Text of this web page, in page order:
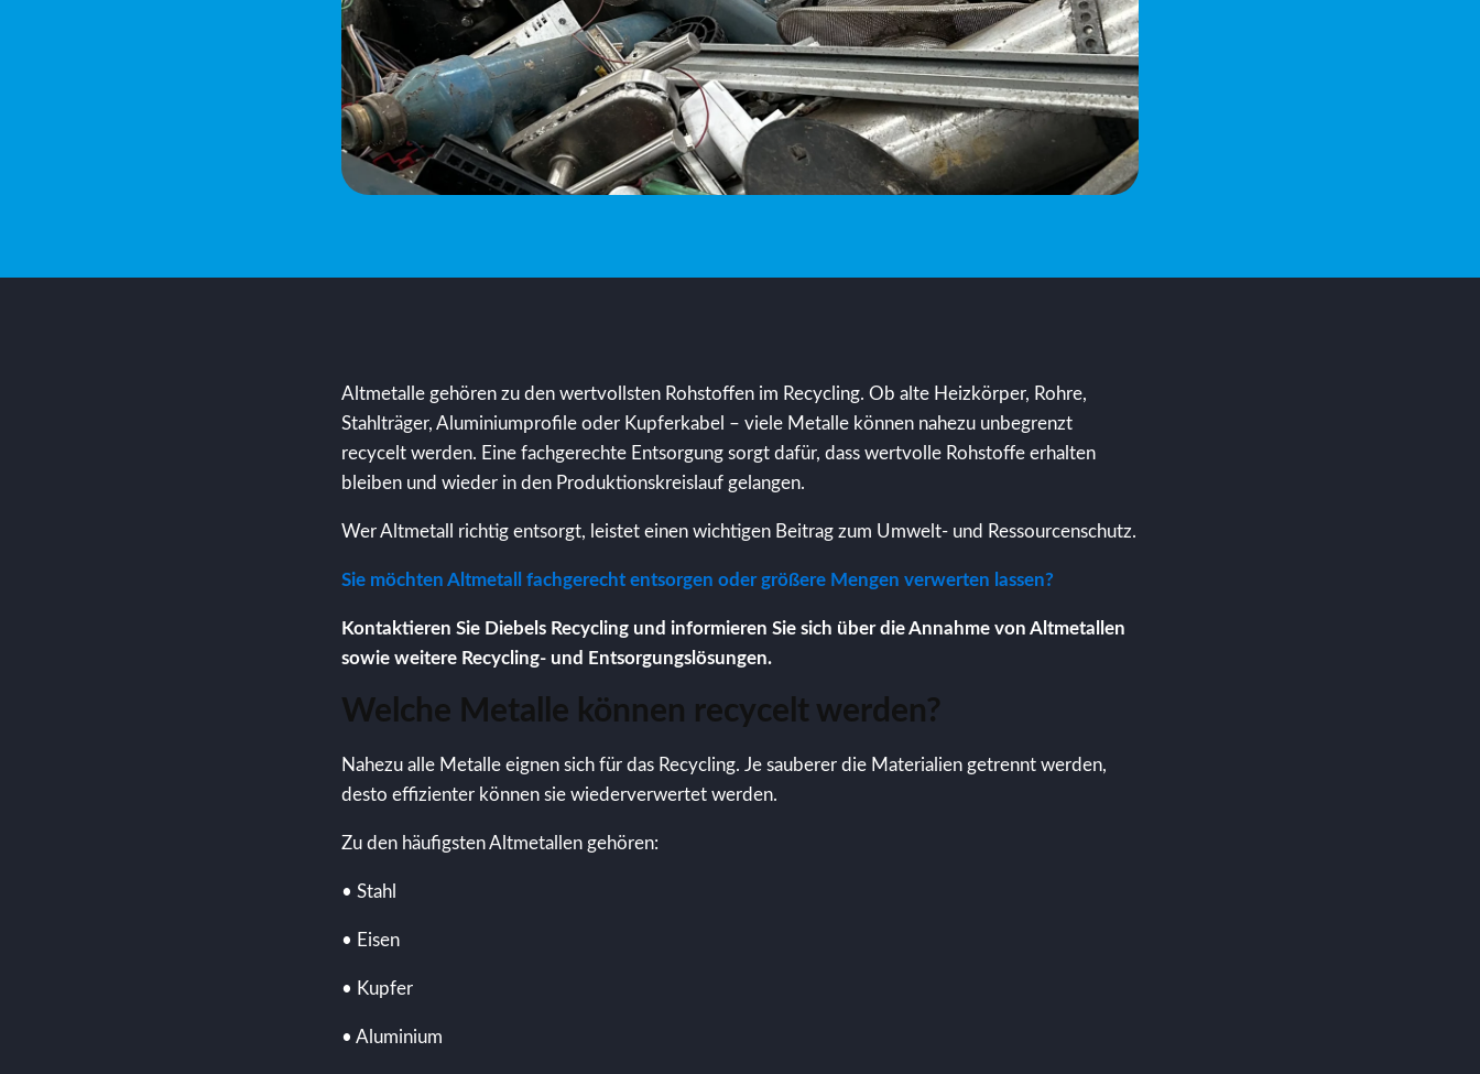
Altmetalle gehören zu den wertvollsten Rohstoffen im Recycling. Ob alte Heizkörper, Rohre,
Stahlträger, Aluminiumprofile oder Kupferkabel – viele Metalle können nahezu unbegrenzt
recycelt werden. Eine fachgerechte Entsorgung sorgt dafür, dass wertvolle Rohstoffe erhalten
bleiben und wieder in den Produktionskreislauf gelangen.
Wer Altmetall richtig entsorgt, leistet einen wichtigen Beitrag zum Umwelt- und Ressourcenschutz.
Sie möchten Altmetall fachgerecht entsorgen oder größere Mengen verwerten lassen?
Kontaktieren Sie Diebels Recycling und informieren Sie sich über die Annahme von Altmetallen
sowie weitere Recycling- und Entsorgungslösungen.
Welche Metalle können recycelt werden?
Nahezu alle Metalle eignen sich für das Recycling. Je sauberer die Materialien getrennt werden,
desto effizienter können sie wiederverwertet werden.
Zu den häufigsten Altmetallen gehören:
• Stahl
• Eisen
• Kupfer
• Aluminium